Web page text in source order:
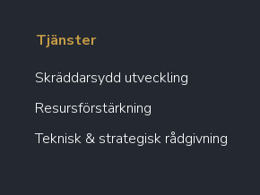
Tjänster
Skräddarsydd utveckling
Resursförstärkning
Teknisk & strategisk rådgivning